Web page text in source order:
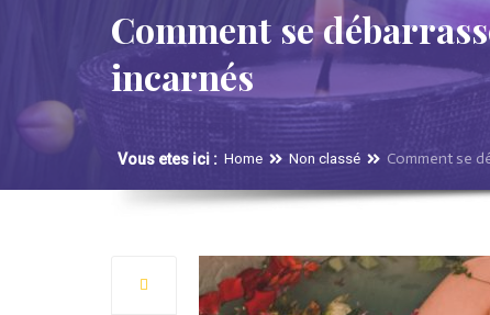
Comment se
incarnés
Vous etes ici : Home Non classé Comment se